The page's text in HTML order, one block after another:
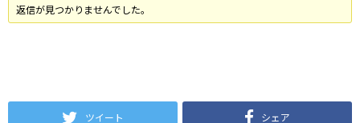
返信が見つかりませんでした。
ツイート シェア